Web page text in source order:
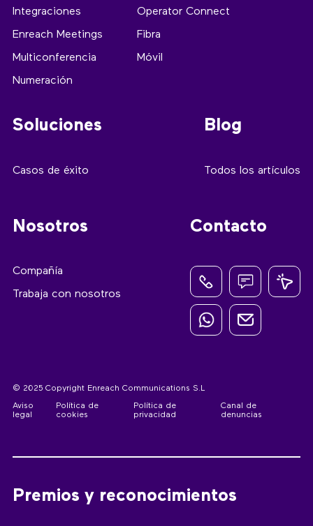
Integraciones
Enreach Meetings
Multiconferencia
Numeración
Operator Connect
Fibra
Móvil
Soluciones
Casos de éxito
Blog
Todos los artículos
Nosotros
Compañía
Trabaja con nosotros
Contacto
© 2025 Copyright Enreach Communications S.L
Aviso
legal
Política de
cookies
Política de
privacidad
Canal de
denuncias
Premios y reconocimientos